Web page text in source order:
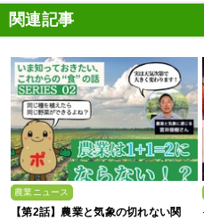
関連記事
農業ニュース
【第2話】農業と気象の切れない関